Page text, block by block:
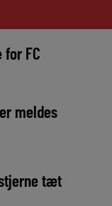
FC
meldes
tæt